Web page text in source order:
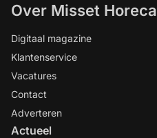
Over Misset Horeca
Digitaal magazine
Klantenservice
Vacatures
Contact
Adverteren
Actueel